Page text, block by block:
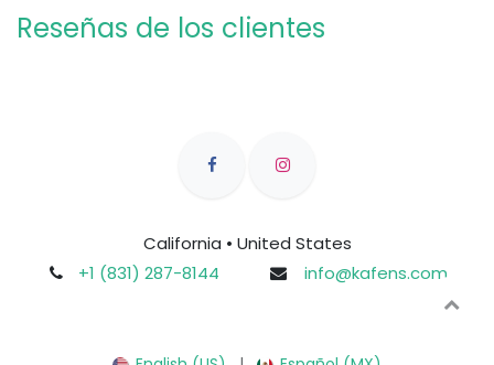
Reseñas de los clientes
California • United States
+1 (831) 287-8144
info@kafens.com